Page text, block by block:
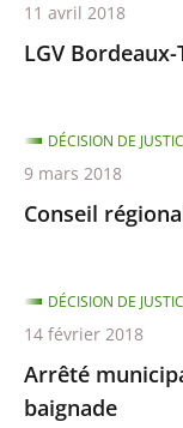
LGV
11 avril 2018
Conseil
DÉCISION DE
9 mars 2018
Arrêté
baignade
DÉCISION DE
14 février 2018